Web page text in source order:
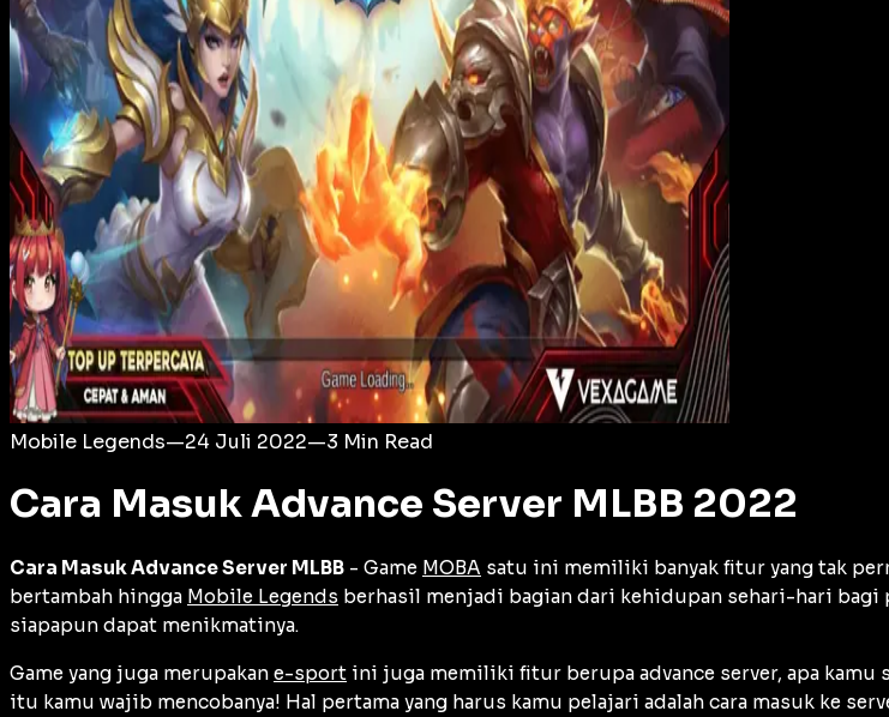
Login
Mobile Legends—24 Juli 2022—3 Min Read
Cara Masuk Advance Server MLBB 2022
Cara Masuk Advance Server MLBB - Game MOBA satu ini memiliki banyak fitur yang tak
bertambah hingga Mobile Legends berhasil menjadi bagian dari kehidupan sehari-hari bagi
siapapun dapat menikmatinya.
Game yang juga merupakan e-sport ini juga memiliki fitur berupa advance server, apa kamu
itu kamu wajib mencobanya! Hal pertama yang harus kamu pelajari adalah cara masuk ke